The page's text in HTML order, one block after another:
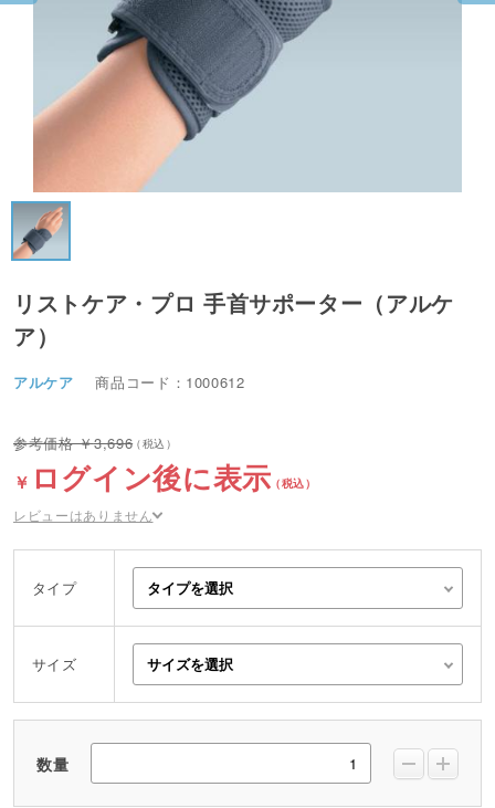
リストケア・プロ 手首サポーター（アルケ
ア）
アルケア 商品コード：1000612
3,696
ログイン後に表示
レビューはありません
タイプ
サイズ
数量